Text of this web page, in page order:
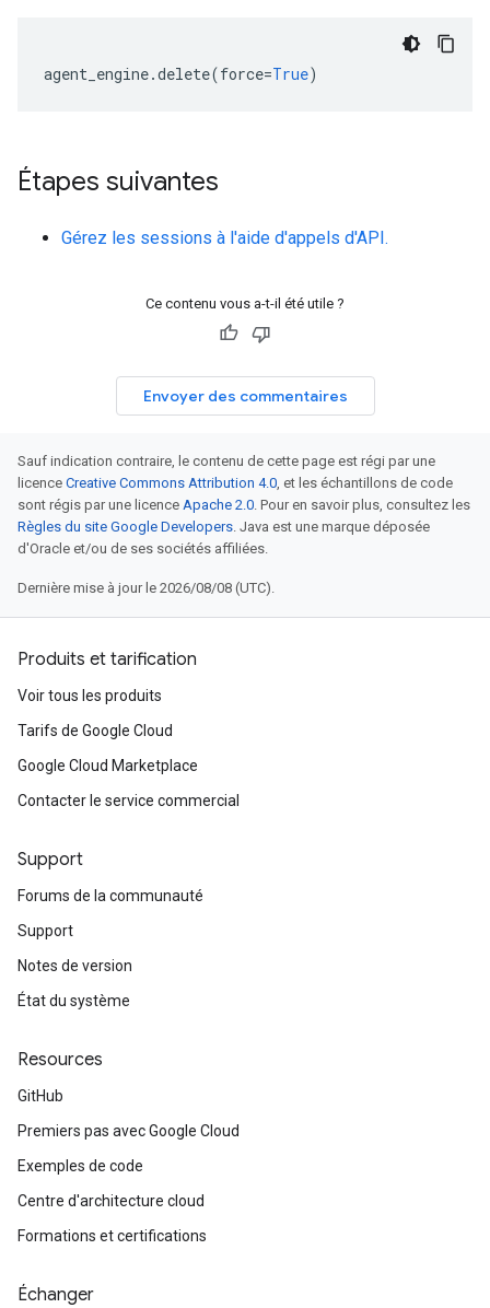
agent_engine.delete(force=True)
Étapes suivantes
Gérez les sessions à l'aide d'appels d'API.
Ce contenu vous a-t-il été utile ?
Envoyer des commentaires
Sauf indication contraire, le contenu de cette page est régi par une
licence Creative Commons Attribution 4.0 , et les échantillons de code
sont régis par une licence Apache 2.0 . Pour en savoir plus, consultez les
Règles du site Google Developers . Java est une marque déposée
d'Oracle et/ou de ses sociétés affiliées.
Dernière mise à jour le 2026/08/08 (UTC).
Produits et tarification
Voir tous les produits
Tarifs de Google Cloud
Google Cloud Marketplace
Contacter le service commercial
Support
Forums de la communauté
Support
Notes de version
État du système
Resources
GitHub
Premiers pas avec Google Cloud
Exemples de code
Centre d'architecture cloud
Formations et certifications
Échanger